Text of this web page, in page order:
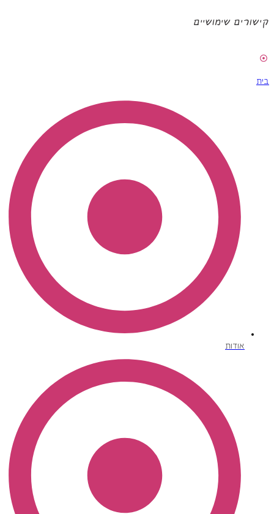
קישורים שימושיים
בית
אודות